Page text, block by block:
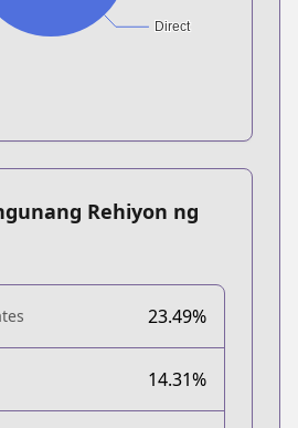
Rehiyon ng
23.49%
14.31%